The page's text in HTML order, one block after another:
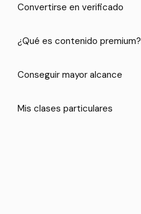
Convertirse en verificado
¿Qué es contenido premium?
Conseguir mayor alcance
Mis clases particulares